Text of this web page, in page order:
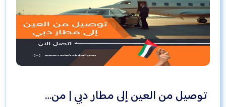
توصيل من العين إلى مطار دبي | من…